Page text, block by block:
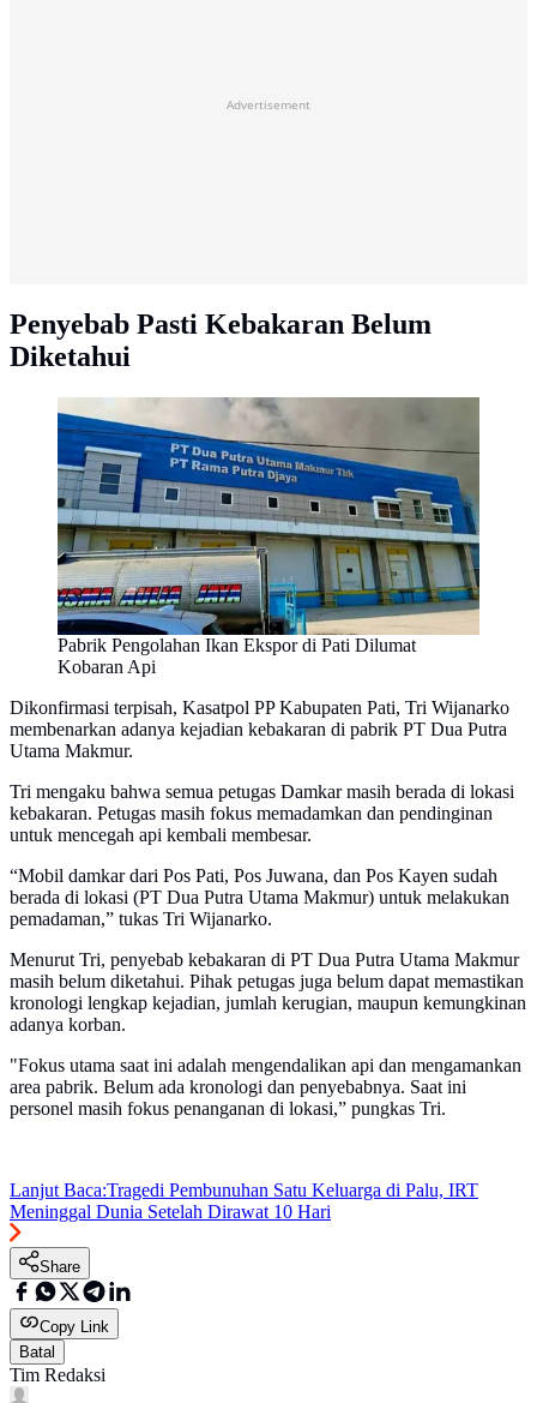
Advertisement
Penyebab Pasti Kebakaran Belum
Diketahui
Pabrik Pengolahan Ikan Ekspor di Pati Dilumat
Kobaran Api
Dikonfirmasi terpisah, Kasatpol PP Kabupaten Pati, Tri Wijanarko
membenarkan adanya kejadian kebakaran di pabrik PT Dua Putra
Utama Makmur.
Tri mengaku bahwa semua petugas Damkar masih berada di lokasi
kebakaran. Petugas masih fokus memadamkan dan pendinginan
untuk mencegah api kembali membesar.
“Mobil damkar dari Pos Pati, Pos Juwana, dan Pos Kayen sudah
berada di lokasi (PT Dua Putra Utama Makmur) untuk melakukan
pemadaman,” tukas Tri Wijanarko.
Menurut Tri, penyebab kebakaran di PT Dua Putra Utama Makmur
masih belum diketahui. Pihak petugas juga belum dapat memastikan
kronologi lengkap kejadian, jumlah kerugian, maupun kemungkinan
adanya korban.
"Fokus utama saat ini adalah mengendalikan api dan mengamankan
area pabrik. Belum ada kronologi dan penyebabnya. Saat ini
personel masih fokus penanganan di lokasi,” pungkas Tri.
Lanjut Baca:Tragedi Pembunuhan Satu Keluarga di Palu, IRT
Meninggal Dunia Setelah Dirawat 10 Hari
Share
Copy Link
Batal
Tim Redaksi